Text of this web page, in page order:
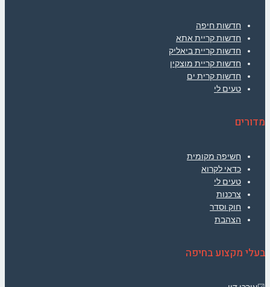
חדשות חיפה
חדשות קריית אתא
חדשות קריית ביאליק
חדשות קריית מוצקין
חדשות קרית ים
טעים לי
מדורים
חשיפה מקומית
כדאי לקרוא
טעים לי
צרכנות
חוק וסדר
הצהבת
בעלי מקצוע בחיפה